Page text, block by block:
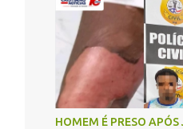
HOMEM É PRESO
A
das